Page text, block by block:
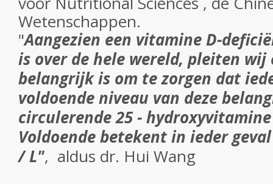
Wetenschappen.
"Aangezien een vitamine D-
is over de hele wereld, pleiten
belangrijk is om te zorgen dat
voldoende niveau van deze
circulerende 25 -
Voldoende betekent in ieder
/ L", aldus dr. Hui Wang